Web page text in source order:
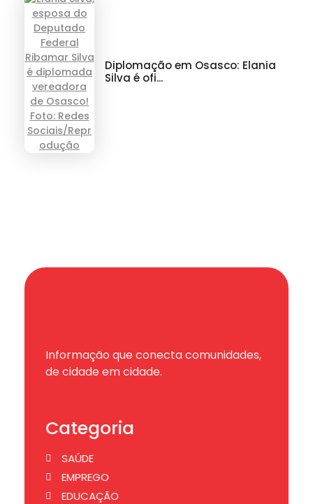
Diplomação em Osasco: Elania
Silva é ofi...
Informação que conecta comunidades,
de cidade em cidade.
Categoria
SAÚDE
EMPREGO
EDUCAÇÃO